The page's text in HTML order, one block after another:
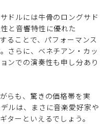
ドルには牛骨のロングサド
と音響特性に優れた
ることで、パフォーマンス
さらに、ベネチアン・カッ
ンでの演奏性も申し分あり
らも、驚きの価格帯を実
ルは、まさに音楽愛好家や
ターといえるでしょう。